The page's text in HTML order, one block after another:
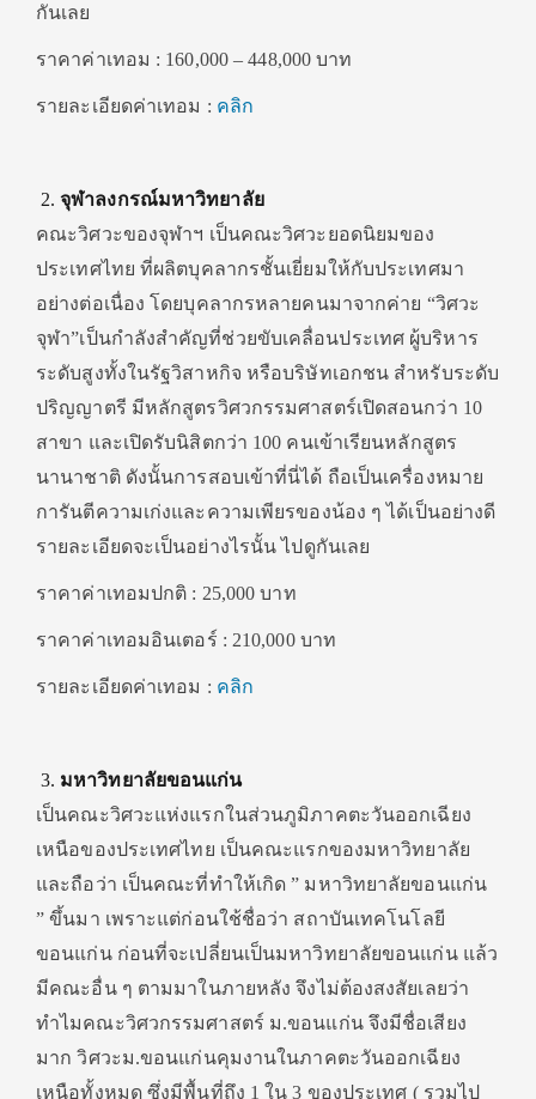
กันเลย
ราคาค่าเทอม : 160,000 – 448,000 บาท
รายละเอียดค่าเทอม : คลิก
จุฬาลงกรณ์มหาวิทยาลัย
คณะวิศวะของจุฬาฯ เป็นคณะวิศวะยอดนิยมของ
ประเทศไทย ที่ผลิตบุคลากรชั้นเยี่ยมให้กับประเทศมา
อย่างต่อเนื่อง โดยบุคลากรหลายคนมาจากค่าย “วิศวะ
จุฬา”เป็นกำลังสำคัญที่ช่วยขับเคลื่อนประเทศ ผู้บริหาร
ระดับสูงทั้งในรัฐวิสาหกิจ หรือบริษัทเอกชน สำหรับระดับ
ปริญญาตรี มีหลักสูตรวิศวกรรมศาสตร์เปิดสอนกว่า 10
สาขา และเปิดรับนิสิตกว่า 100 คนเข้าเรียนหลักสูตร
นานาชาติ ดังนั้นการสอบเข้าที่นี่ได้ ถือเป็นเครื่องหมาย
การันตีความเก่งและความเพียรของน้อง ๆ ได้เป็นอย่างดี
รายละเอียดจะเป็นอย่างไรนั้น ไปดูกันเลย
ราคาค่าเทอมปกติ : 25,000 บาท
ราคาค่าเทอมอินเตอร์ : 210,000 บาท
รายละเอียดค่าเทอม : คลิก
มหาวิทยาลัยขอนแก่น
เป็นคณะวิศวะแห่งแรกในส่วนภูมิภาคตะวันออกเฉียง
เหนือของประเทศไทย เป็นคณะแรกของมหาวิทยาลัย
และถือว่า เป็นคณะที่ทำให้เกิด ” มหาวิทยาลัยขอนแก่น
” ขึ้นมา เพราะแต่ก่อนใช้ชื่อว่า สถาบันเทคโนโลยี
ขอนแก่น ก่อนที่จะเปลี่ยนเป็นมหาวิทยาลัยขอนแก่น แล้ว
มีคณะอื่น ๆ ตามมาในภายหลัง จึงไม่ต้องสงสัยเลยว่า
ทำไมคณะวิศวกรรมศาสตร์ ม.ขอนแก่น จึงมีชื่อเสียง
มาก วิศวะม.ขอนแก่นคุมงานในภาคตะวันออกเฉียง
เหนือทั้งหมด ซึ่งมีพื้นที่ถึง 1 ใน 3 ของประเทศ ( รวมไป